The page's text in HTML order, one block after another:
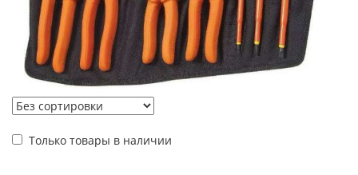
Только товары в наличии